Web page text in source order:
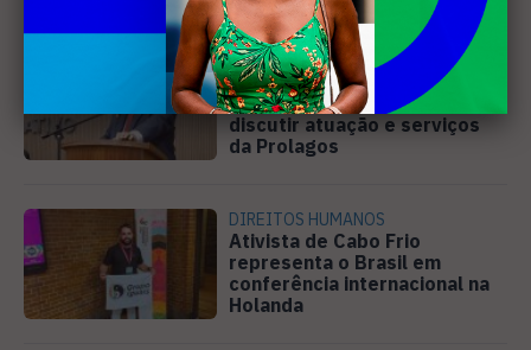
SANEAMENTO
Câmara de Búzios aprova
audiência pública para
discutir atuação e serviços
da Prolagos
DIREITOS HUMANOS
Ativista de Cabo Frio
representa o Brasil em
conferência internacional na
Holanda